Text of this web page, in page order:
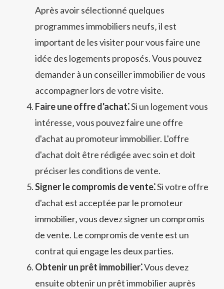
Après avoir sélectionné quelques
programmes immobiliers neufs‚ il est
important de les visiter pour vous faire une
idée des logements proposés. Vous pouvez
demander à un conseiller immobilier de vous
accompagner lors de votre visite.
Faire une offre d'achat⁚Si un logement vous
intéresse‚ vous pouvez faire une offre
d'achat au promoteur immobilier. L'offre
d'achat doit être rédigée avec soin et doit
préciser les conditions de vente.
Signer le compromis de vente⁚Si votre offre
d'achat est acceptée par le promoteur
immobilier‚ vous devez signer un compromis
de vente. Le compromis de vente est un
contrat qui engage les deux parties.
Obtenir un prêt immobilier⁚Vous devez
ensuite obtenir un prêt immobilier auprès